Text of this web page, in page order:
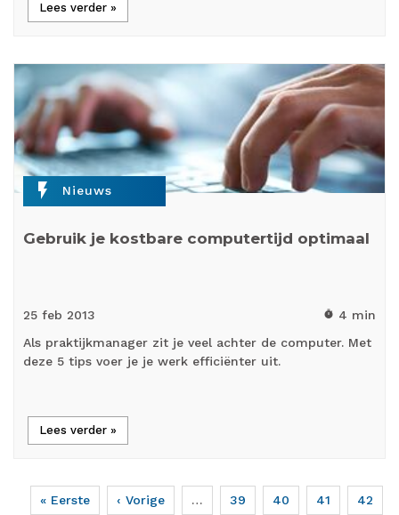
Lees verder »
flash_on Nieuws
Gebruik je kostbare computertijd optimaal
25 feb 2013 timer 4 min
Als praktijkmanager zit je veel achter de computer. Met
deze 5 tips voer je je werk efficiënter uit.
Lees verder »
Paginering
Eerste
« Eerste
Vorige
‹ Vorige … Page
39 Page
40 Page
41 Page
42